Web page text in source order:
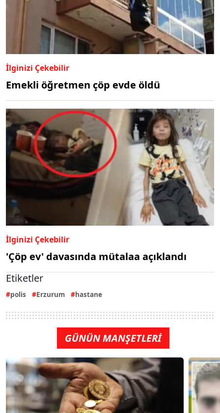
İlginizi Çekebilir
Emekli öğretmen çöp evde öldü
İlginizi Çekebilir
'Çöp ev' davasında mütalaa açıklandı
Etiketler
polis Erzurum hastane
GÜNÜN MANŞETLERİ